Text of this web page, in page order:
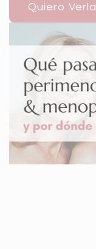
Quiero Verla